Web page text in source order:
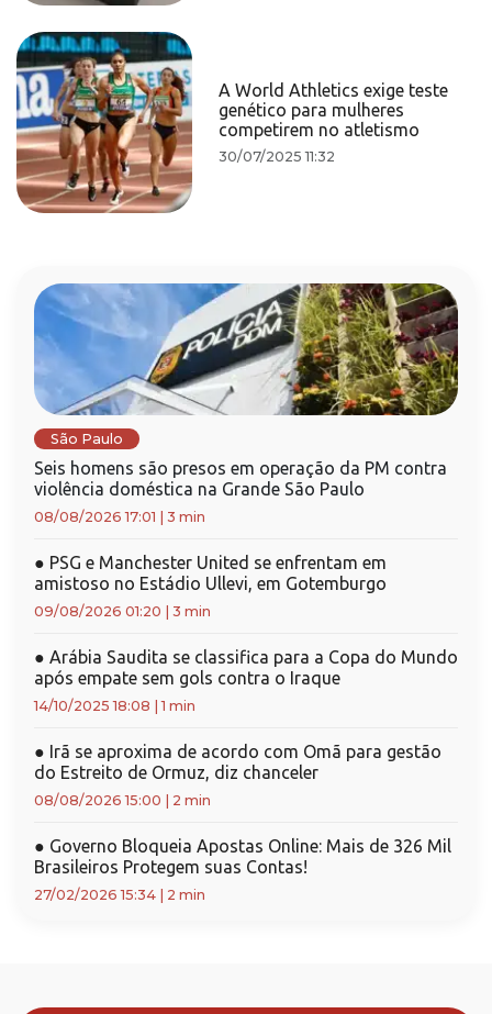
A World Athletics exige teste
genético para mulheres
competirem no atletismo
30/07/2025 11:32
São Paulo
Seis homens são presos em operação da PM contra
violência doméstica na Grande São Paulo
08/08/2026 17:01 3 min
● PSG e Manchester United se enfrentam em
amistoso no Estádio Ullevi, em Gotemburgo
09/08/2026 01:20 3 min
● Arábia Saudita se classifica para a Copa do Mundo
após empate sem gols contra o Iraque
14/10/2025 18:08 |1 min
● Irã se aproxima de acordo com Omã para gestão
do Estreito de Ormuz, diz chanceler
08/08/2026 15:00 2 min
● Governo Bloqueia Apostas Online: Mais de 326 Mil
Brasileiros Protegem suas Contas!
27/02/2026 15:34 2 min